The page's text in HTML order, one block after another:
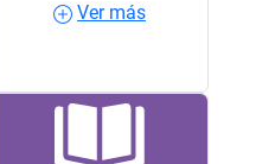
Ver más
Ver más